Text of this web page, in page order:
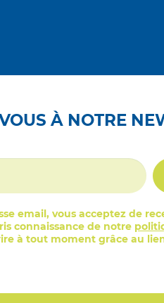
À NOTRE
email, vous acceptez de
connaissance de notre
à tout moment grâce au